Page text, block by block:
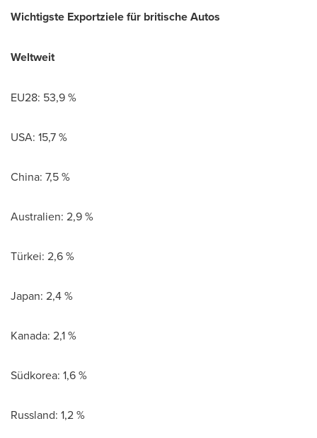
Wichtigste Exportziele für britische Autos
Weltweit
EU28: 53,9 %
USA: 15,7 %
China: 7,5 %
Australien: 2,9 %
Türkei: 2,6 %
Japan: 2,4 %
Kanada: 2,1 %
Südkorea: 1,6 %
Russland: 1,2 %